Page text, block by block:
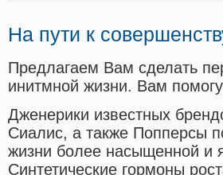
На пути к
Предлагаем Вам сделать
инитмной жизни. Вам
Дженерики известных
Сиалис, а также Попперсы
жизни более насыщенной и
Синтетические гормоны